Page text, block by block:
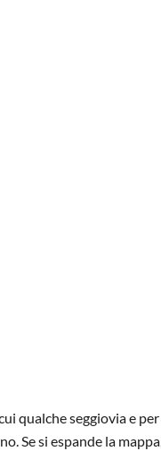
qualche seggiovia e
Se si espande la